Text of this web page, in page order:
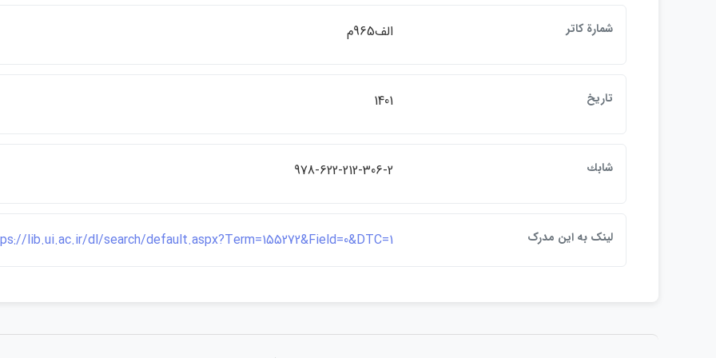
شمارة كاتر الف965م
تاريخ 1401
شابك 978-622-212-306-2
لينک به اين مدرک lib.ui.ac.ir/dl/search/default.aspx?Term=155272&Field=0&DTC=1